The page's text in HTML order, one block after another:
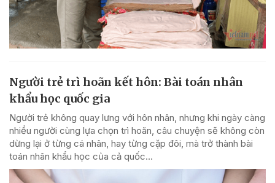
Người trẻ trì hoãn kết hôn: Bài toán nhân
khẩu học quốc gia
Người trẻ không quay lưng với hôn nhân, nhưng khi ngày càng
nhiều người cùng lựa chọn trì hoãn, câu chuyện sẽ không còn
dừng lại ở từng cá nhân, hay từng cặp đôi, mà trở thành bài
toán nhân khẩu học của cả quốc...